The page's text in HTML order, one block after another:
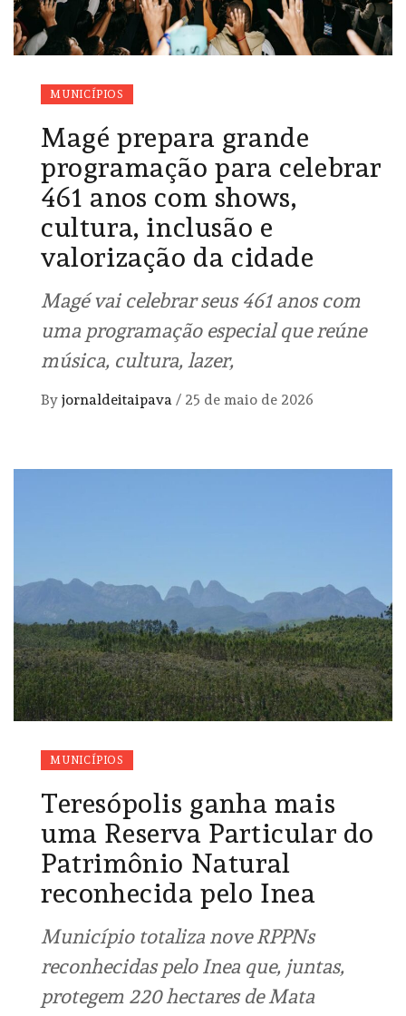
MUNICÍPIOS
Magé prepara grande
programação para celebrar
461 anos com shows,
cultura, inclusão e
valorização da cidade
Magé vai celebrar seus 461 anos com
uma programação especial que reúne
música, cultura, lazer,
By jornaldeitaipava / 25 de maio de 2026
MUNICÍPIOS
Teresópolis ganha mais
uma Reserva Particular do
Patrimônio Natural
reconhecida pelo Inea
Município totaliza nove RPPNs
reconhecidas pelo Inea que, juntas,
protegem 220 hectares de Mata